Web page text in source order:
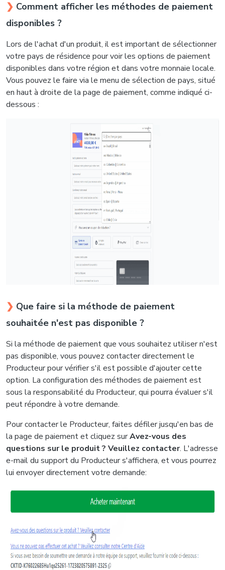
❯ Comment afficher les méthodes de paiement
disponibles ?
Lors de l'achat d'un produit, il est important de sélectionner
votre pays de résidence pour voir les options de paiement
disponibles dans votre région et dans votre monnaie locale.
Vous pouvez le faire via le menu de sélection de pays, situé
en haut à droite de la page de paiement, comme indiqué ci-
dessous :
❯ Que faire si la méthode de paiement
souhaitée n'est pas disponible ?
Si la méthode de paiement que vous souhaitez utiliser n'est
pas disponible, vous pouvez contacter directement le
Producteur pour vérifier s'il est possible d'ajouter cette
option. La configuration des méthodes de paiement est
sous la responsabilité du Producteur, qui pourra évaluer s'il
peut répondre à votre demande.
Pour contacter le Producteur, faites défiler jusqu'en bas de
la page de paiement et cliquez surAvez-vous des
questions sur le produit ? Veuillez contacter. L'adresse
e-mail du support du Producteur s'affichera, et vous pourrez
lui envoyer directement votre demande: